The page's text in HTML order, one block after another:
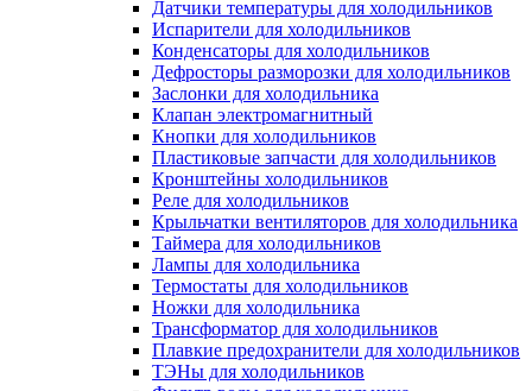
Датчики температуры для холодильников
Испарители для холодильников
Конденсаторы для холодильников
Дефросторы разморозки для холодильников
Заслонки для холодильника
Клапан электромагнитный
Кнопки для холодильников
Пластиковые запчасти для холодильников
Кронштейны холодильников
Реле для холодильников
Крыльчатки вентиляторов для холодильника
Таймера для холодильников
Лампы для холодильника
Термостаты для холодильников
Ножки для холодильника
Трансформатор для холодильников
Плавкие предохранители для холодильников
ТЭНы для холодильников